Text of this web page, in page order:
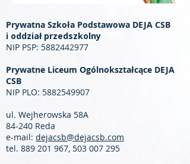
Prywatna Szkoła Podstawowa DEJA CSB
i oddział przedszkolny
NIP PSP: 5882442977
Prywatne Liceum Ogólnokształcące DEJA
CSB
NIP PLO: 5882549907
ul. Wejherowska 58A
84-240 Reda
e-mail: dejacsb@dejacsb.com
tel. 889 201 967, 503 007 295